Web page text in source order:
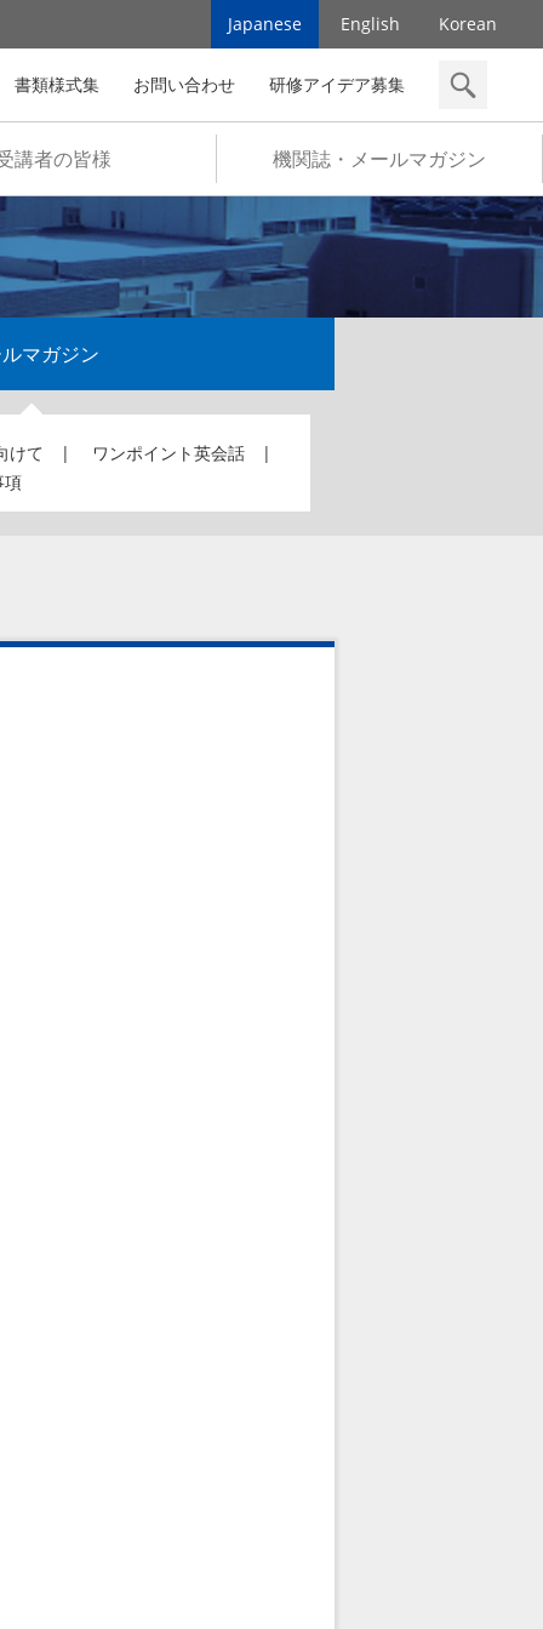
Japanese English Korean
講者の皆様 機関誌・メールマガジン
書類様式集 お問い合わせ 研修アイデア募集
マガジン
けて
ワンポイント英会話
項